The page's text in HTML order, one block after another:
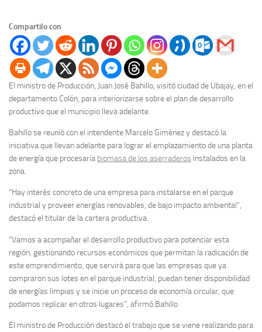
Compartilo con
El ministro de Producción, Juan José Bahillo, visitó ciudad de Ubajay, en el
departamento Colón, para interiorizarse sobre el plan de desarrollo
productivo que el municipio lleva adelante.
Bahillo se reunió con el intendente Marcelo Giménez y destacó la
iniciativa que llevan adelante para lograr el emplazamiento de una planta
de energía que procesaría biomasa de los aserraderos instalados en la
zona.
“Hay interés concreto de una empresa para instalarse en el parque
industrial y proveer energías renovables, de bajo impacto ambiental”,
destacó el titular de la cartera productiva.
“Vamos a acompañar el desarrollo productivo para potenciar esta
región, gestionando recursos económicos que permitan la radicación de
este emprendimiento, que servirá para que las empresas que ya
compraron sus lotes en el parque industrial, puedan tener disponibilidad
de energías limpias y se inicie un proceso de economía circular, que
podamos replicar en otros lugares”, afirmó Bahillo
El ministro de Producción destacó el trabajo que se viene realizando para